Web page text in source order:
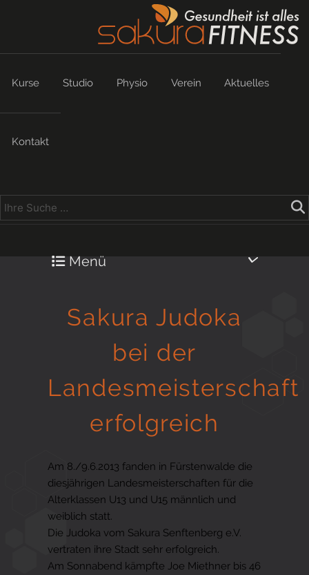
Kurse Studio Physio Verein Aktuelles
Kontakt
Menü
Gesund in Form
Sauna- und Freizeitcenter
Sakura Judoka
bei der
Landesmeisterschaft
erfolgreich
Am 8./9.6.2013 fanden in Fürstenwalde die
diesjährigen Landesmeisterschaften für die
Alterklassen U13 und U15 männlich und
weiblich statt.
Die Judoka vom Sakura Senftenberg e.V.
vertraten ihre Stadt sehr erfolgreich.
Am Sonnabend kämpfte Joe Miethner bis 46